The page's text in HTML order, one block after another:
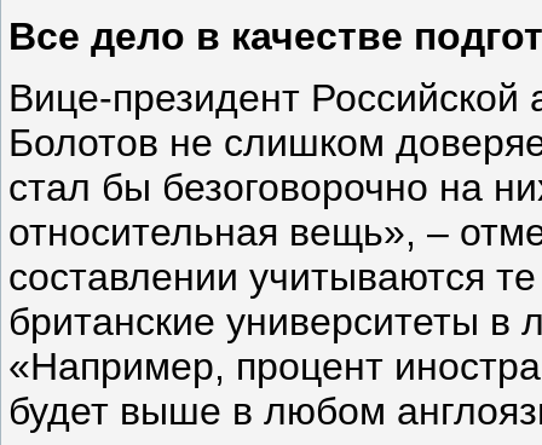
Все дело в качестве
Вице-президент
Болотов не слишком
стал бы безоговорочно на
относительная вещь», –
составлении учитываются
британские университеты в
«Например, процент
будет выше в любом